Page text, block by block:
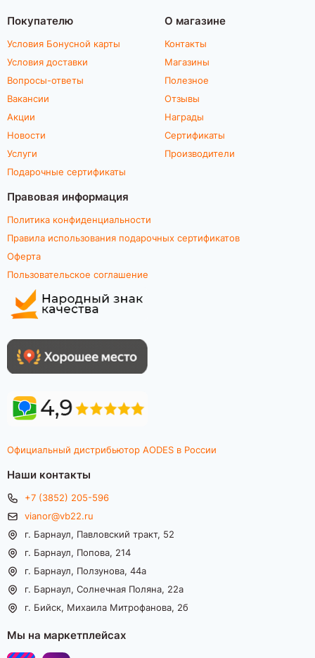
Покупателю
Условия Бонусной карты
Условия доставки
Вопросы-ответы
Вакансии
Акции
Новости
Услуги
Подарочные сертификаты
О магазине
Контакты
Магазины
Полезное
Отзывы
Награды
Сертификаты
Производители
Правовая информация
Политика конфиденциальности
Правила использования подарочных сертификатов
Оферта
Пользовательское соглашение
Официальный дистрибьютор AODES в России
Наши контакты
+7 (3852) 205-596
vianor@vb22.ru
г. Барнаул, Павловский тракт, 52
г. Барнаул, Попова, 214
г. Барнаул, Ползунова, 44а
г. Барнаул, Солнечная Поляна, 22а
г. Бийск, Михаила Митрофанова, 2б
Мы на маркетплейсах